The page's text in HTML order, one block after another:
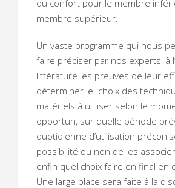
du confort pour le membre
membre supérieur.
Un vaste programme qui nous
faire préciser par nos experts, à
littérature les preuves de leur
déterminer le choix des
matériels à utiliser selon le
opportun, sur quelle période
quotidienne d’utilisation
possibilité ou non de les
enfin quel choix faire en final en
Une large place sera faite à la